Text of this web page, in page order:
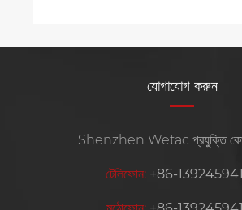
যোগাযোগ করুন
Shenzhen Wetac প্রযুক্তি কোং,
টেলিফোন: +86-